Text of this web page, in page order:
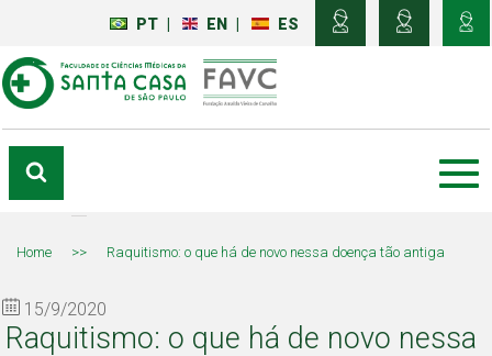
PT EN ES
Home >> Raquitismo: o que há de novo nessa doença tão antiga
15/9/2020
Raquitismo: o que há de novo nessa